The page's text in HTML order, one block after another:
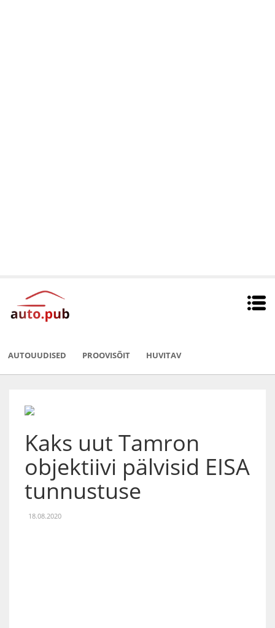
AUTOUUDISED PROOVISÕIT HUVITAV
Kaks uut Tamron
objektiivi pälvisid EISA
tunnustuse
18.08.2020